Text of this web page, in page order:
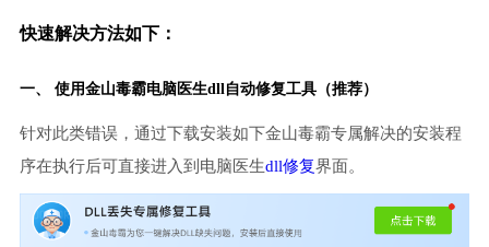
快速解决方法如下：
一、 使用金山毒霸电脑医生dll自动修复工具（推荐）
针对此类错误，通过下载安装如下金山毒霸专属解决的安装程
序在执行后可直接进入到电脑医生dll修复界面。